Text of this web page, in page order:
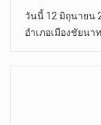
วันนี้ 12 มิถุนายน
อำเภอเมืองชัยนาท